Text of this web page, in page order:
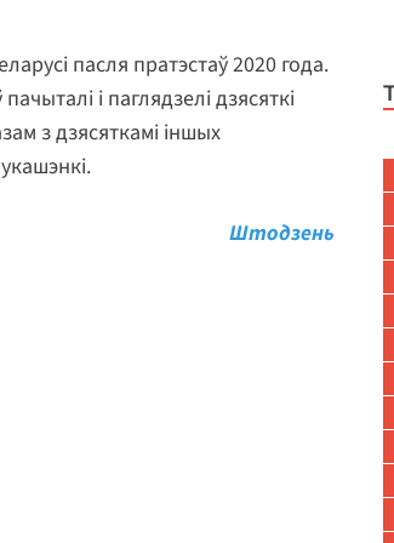
пасля пратэстаў 2020 года.
і паглядзелі дзясяткі
з дзясяткамі іншых
Штодзень